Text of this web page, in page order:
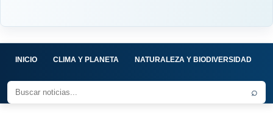
INICIO CLIMA Y PLANETA NATURALEZA Y BIODIVERSIDAD
⌕